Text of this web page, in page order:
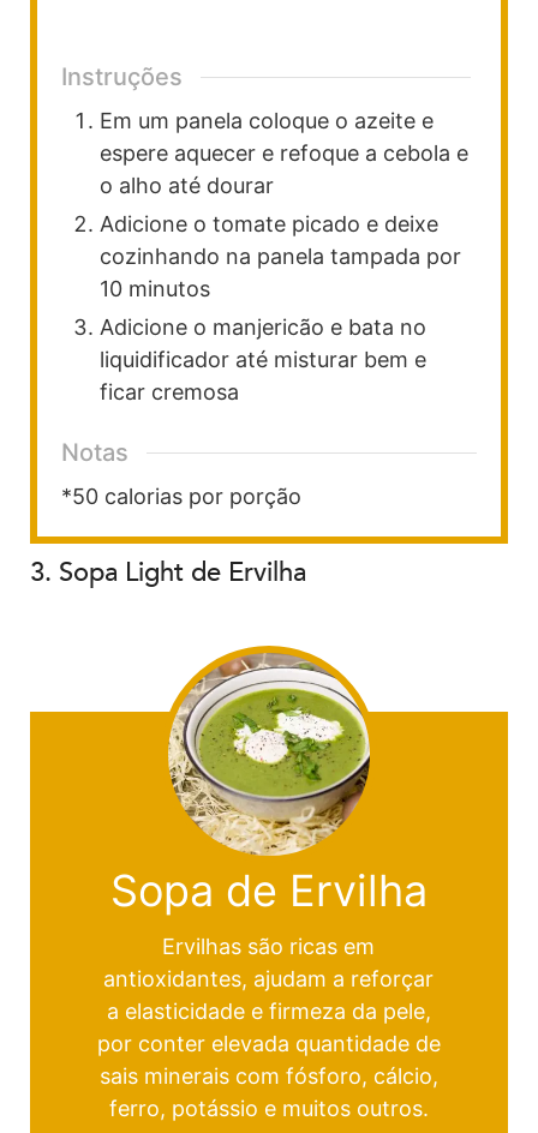
Instruções
Em um panela coloque o azeite e
espere aquecer e refoque a cebola e
o alho até dourar
Adicione o tomate picado e deixe
cozinhando na panela tampada por
10 minutos
Adicione o manjericão e bata no
liquidificador até misturar bem e
ficar cremosa
Notas
*50 calorias por porção
3. Sopa Light de Ervilha
Sopa de Ervilha
Ervilhas são ricas em
antioxidantes, ajudam a reforçar
a elasticidade e firmeza da pele,
por conter elevada quantidade de
sais minerais com fósforo, cálcio,
ferro, potássio e muitos outros.